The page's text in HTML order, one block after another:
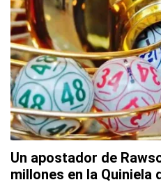
Un apostador de
millones en la Quiniela